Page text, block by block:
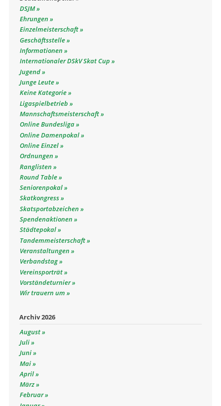
DSJM
Ehrungen
Einzelmeisterschaft
Geschäftsstelle
Informationen
Internationaler DSkV Skat Cup
Jugend
Junge Leute
Keine Kategorie
Ligaspielbetrieb
Mannschaftsmeisterschaft
Online Bundesliga
Online Damenpokal
Online Einzel
Ordnungen
Ranglisten
Round Table
Seniorenpokal
Skatkongress
Skatsportabzeichen
Spendenaktionen
Städtepokal
Tandemmeisterschaft
Veranstaltungen
Verbandstag
Vereinsporträt
Vorständeturnier
Wir trauern um
Archiv 2026
August
Juli
Juni
Mai
April
März
Februar